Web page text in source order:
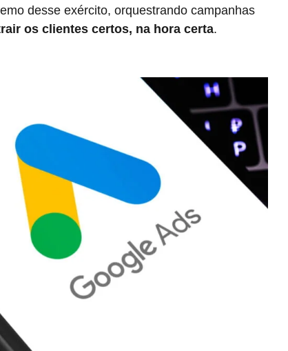
desse exército, orquestrando campanhas
os clientes certos, na hora certa.